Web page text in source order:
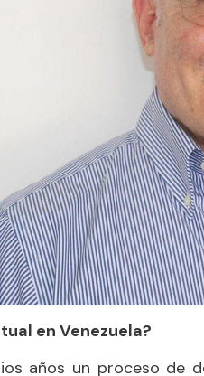
en Venezuela?
años un proceso de